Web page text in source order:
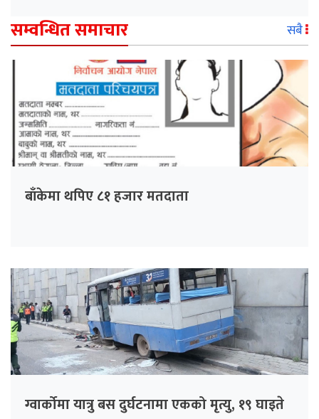
सम्वन्धित समाचार सबै
बाँकेमा थपिए ८१ हजार मतदाता
ग्वार्कोमा यात्रु बस दुर्घटनामा एकको मृत्यु, १९ घाइते